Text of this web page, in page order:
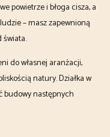
powietrze i błoga cisza, a
– masz zapewnioną
do własnej aranżacji,
natury. Działka w
budowy następnych